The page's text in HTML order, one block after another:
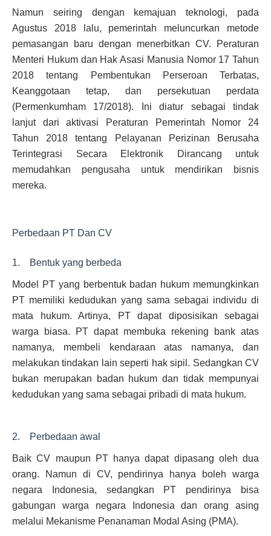
Namun seiring dengan kemajuan teknologi, pada
Agustus 2018 lalu, pemerintah meluncurkan metode
pemasangan baru dengan menerbitkan CV. Peraturan
Menteri Hukum dan Hak Asasi Manusia Nomor 17 Tahun
2018 tentang Pembentukan Perseroan Terbatas,
Keanggotaan tetap, dan persekutuan perdata
(Permenkumham 17/2018). Ini diatur sebagai tindak
lanjut dari aktivasi Peraturan Pemerintah Nomor 24
Tahun 2018 tentang Pelayanan Perizinan Berusaha
Terintegrasi Secara Elektronik Dirancang untuk
memudahkan pengusaha untuk mendirikan bisnis
mereka.
Perbedaan PT Dan CV
1. Bentuk yang berbeda
Model PT yang berbentuk badan hukum memungkinkan
PT memiliki kedudukan yang sama sebagai individu di
mata hukum. Artinya, PT dapat diposisikan sebagai
warga biasa. PT dapat membuka rekening bank atas
namanya, membeli kendaraan atas namanya, dan
melakukan tindakan lain seperti hak sipil. Sedangkan CV
bukan merupakan badan hukum dan tidak mempunyai
kedudukan yang sama sebagai pribadi di mata hukum.
2. Perbedaan awal
Baik CV maupun PT hanya dapat dipasang oleh dua
orang. Namun di CV, pendirinya hanya boleh warga
negara Indonesia, sedangkan PT pendirinya bisa
gabungan warga negara Indonesia dan orang asing
melalui Mekanisme Penanaman Modal Asing (PMA).